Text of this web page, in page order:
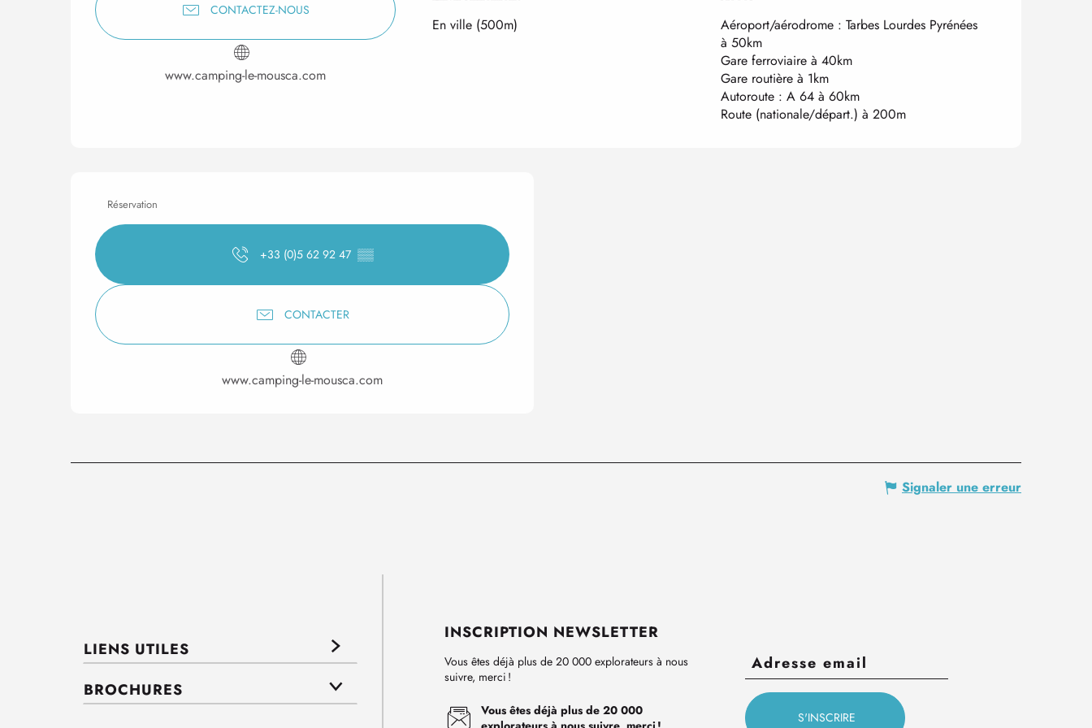
CONTACTEZ-NOUS
www.camping-le-mousca.com
En ville (500m)
Aéroport/aérodrome : Tarbes Lourdes Pyrénées
à 50km
Gare ferroviaire à 40km
Gare routière à 1km
Autoroute : A 64 à 60km
Route (nationale/départ.) à 200m
Réservation
+33 (0)5 62 92 47 ▒▒
CONTACTER
www.camping-le-mousca.com
Signaler une erreur
LIENS UTILES
BROCHURES
INSCRIPTION NEWSLETTER
Vous êtes déjà plus de 20 000 explorateurs à nous
suivre, merci !
Vous êtes déjà plus de 20 000